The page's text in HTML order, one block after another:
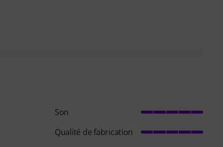
inutile
Son
Qualité de fabrication